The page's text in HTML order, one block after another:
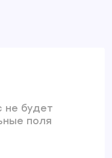
не будет
поля